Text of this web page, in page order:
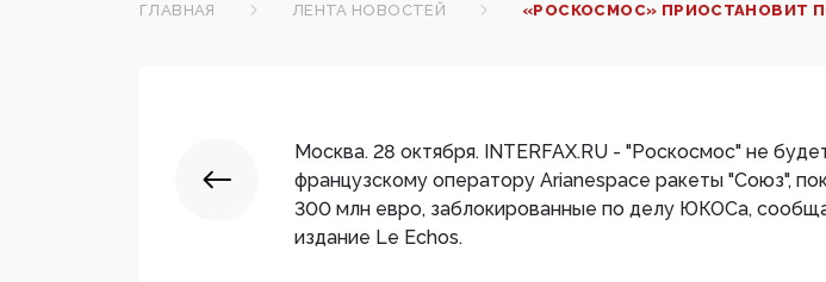
ГЛАВНАЯ ЛЕНТА НОВОСТЕЙ «РОСКОСМОС» ПРИОСТАНОВИТ
Москва. 28 октября. INTERFAX.RU - "Роскосмос" не
французскому оператору Arianespacе ракеты "Союз",
300 млн евро, заблокированные по делу ЮКОСа,
издание Le Echos.